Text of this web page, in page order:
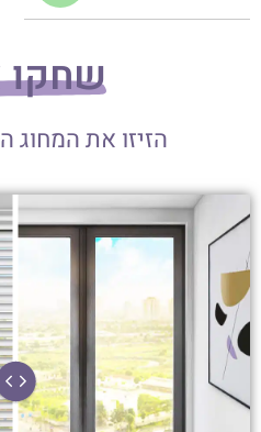
שחקו
הזיזו את